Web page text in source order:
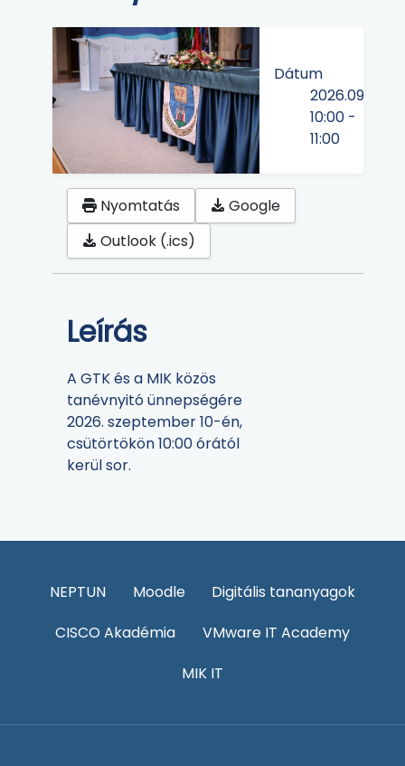
Dátum
2026.09.10
10:00 -
11:00
Nyomtatás
Google
Outlook (.ics)
Leírás
A GTK és a MIK közös
tanévnyitó ünnepségére
2026. szeptember 10-én,
csütörtökön 10:00 órától
kerül sor.
NEPTUN Moodle
Digitális tananyagok
CISCO Akadémia
VMware IT Academy
MIK IT